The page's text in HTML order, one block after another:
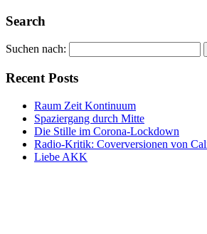
Search
Suchen nach:
Recent Posts
Raum Zeit Kontinuum
Spaziergang durch Mitte
Die Stille im Corona-Lockdown
Radio-Kritik: Coverversionen von
Liebe AKK